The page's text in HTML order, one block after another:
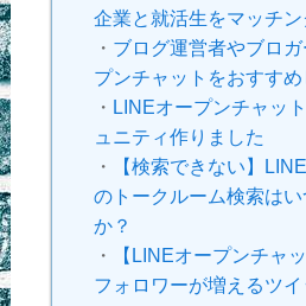
企業と就活生をマッチ
・ ブログ運営者やブロ
プンチャットをおすす
・ LINEオープンチャッ
ュニティ作りました
・
【検索できない】
のトークルーム検索は
か？
・
【LINEオープンチャ
フォロワーが増えるツ